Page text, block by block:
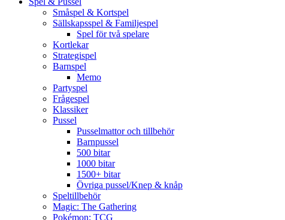
Småspel & Kortspel
Sällskapsspel & Familjespel
Spel för två spelare
Kortlekar
Strategispel
Barnspel
Memo
Partyspel
Frågespel
Klassiker
Pussel
Pusselmattor och tillbehör
Barnpussel
500 bitar
1000 bitar
1500+ bitar
Övriga pussel/Knep & knåp
Speltillbehör
Magic: The Gathering
Pokémon: TCG